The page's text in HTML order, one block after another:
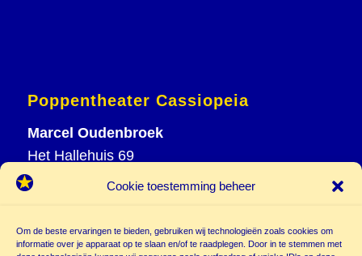
Cookie toestemming beheer
Om de beste ervaringen te bieden, gebruiken wij technologieën zoals cookies om
informatie over je apparaat op te slaan en/of te raadplegen. Door in te stemmen met
Poppentheater Cassiopeia
Marcel Oudenbroek
Het Hallehuis 69
3823 VH Amersfoort
M 06 20 26 94 61
info@